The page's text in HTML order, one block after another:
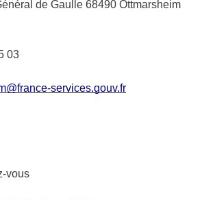
de Gaulle 68490 Ottmarsheim
03
services.gouv.fr
vous